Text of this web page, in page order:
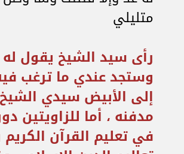
متليلي
رأى سيد الشيخ يقول
وستجد عندي ما ترغب
إلى الأبيض سيدي
مدفنه ، أما للزاويتين
في تعليم القرآن